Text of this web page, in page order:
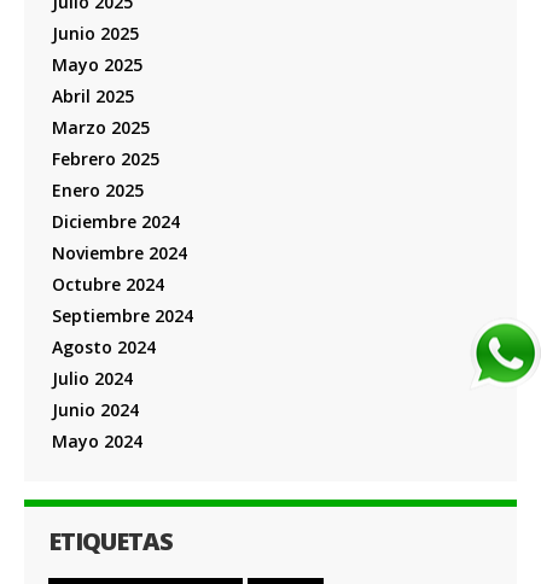
Junio 2025
Mayo 2025
Abril 2025
Marzo 2025
Febrero 2025
Enero 2025
Diciembre 2024
Noviembre 2024
Octubre 2024
Septiembre 2024
Agosto 2024
Julio 2024
Junio 2024
Mayo 2024
ETIQUETAS